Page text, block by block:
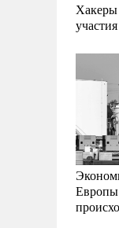
Хакеры
Европы